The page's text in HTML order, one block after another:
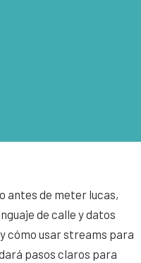
antes de meter lucas,
de calle y datos
cómo usar streams para
pasos claros para